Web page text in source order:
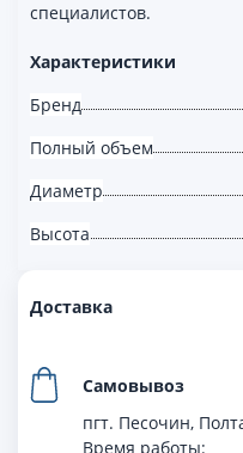
специалистов.
Характеристики
Бренд
Полный объем
Диаметр
Высота
Доставка
Самовывоз
пгт. Песочин,
Время работы: